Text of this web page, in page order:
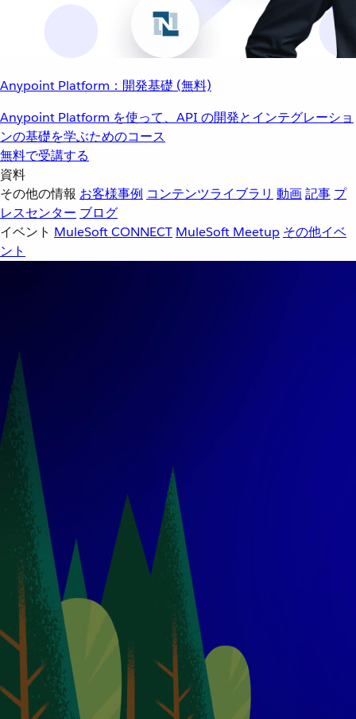
Anypoint Platform：開発基礎 (無料)
Anypoint Platform を使って、API の開発とインテグレーショ
ンの基礎を学ぶためのコース
無料で受講する
資料
その他の情報 お客様事例 コンテンツライブラリ 動画記事 プ
レスセンター ブログ
イベント MuleSoft CONNECT MuleSoft Meetup その他イベ
ント